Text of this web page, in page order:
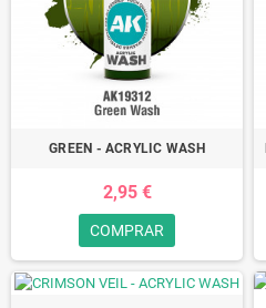
GREEN - ACRYLIC WASH
2,95 €
COMPRAR